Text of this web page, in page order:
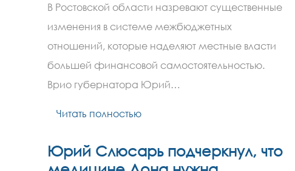
Дона
получают
финансовую
самостоятельность
В Ростовской области назревают существенные
изменения в системе межбюджетных
отношений, которые наделяют местные власти
большей финансовой самостоятельностью.
Врио губернатора Юрий…
Читать полностью
Юрий Слюсарь подчеркнул, что